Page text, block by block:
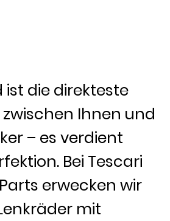
ist die direkteste
Ihnen und
– es verdient
Bei Tescari
erwecken wir
mit